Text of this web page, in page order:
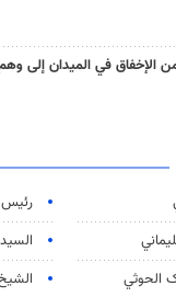
الإخفاق في الميدان إلى
رئیس
الحوثي